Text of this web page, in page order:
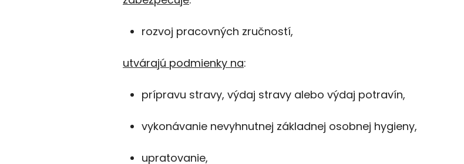
rozvoj pracovných zručností,
utvárajú podmienky na:
prípravu stravy, výdaj stravy alebo výdaj potravín,
vykonávanie nevyhnutnej základnej osobnej hygieny,
upratovanie,